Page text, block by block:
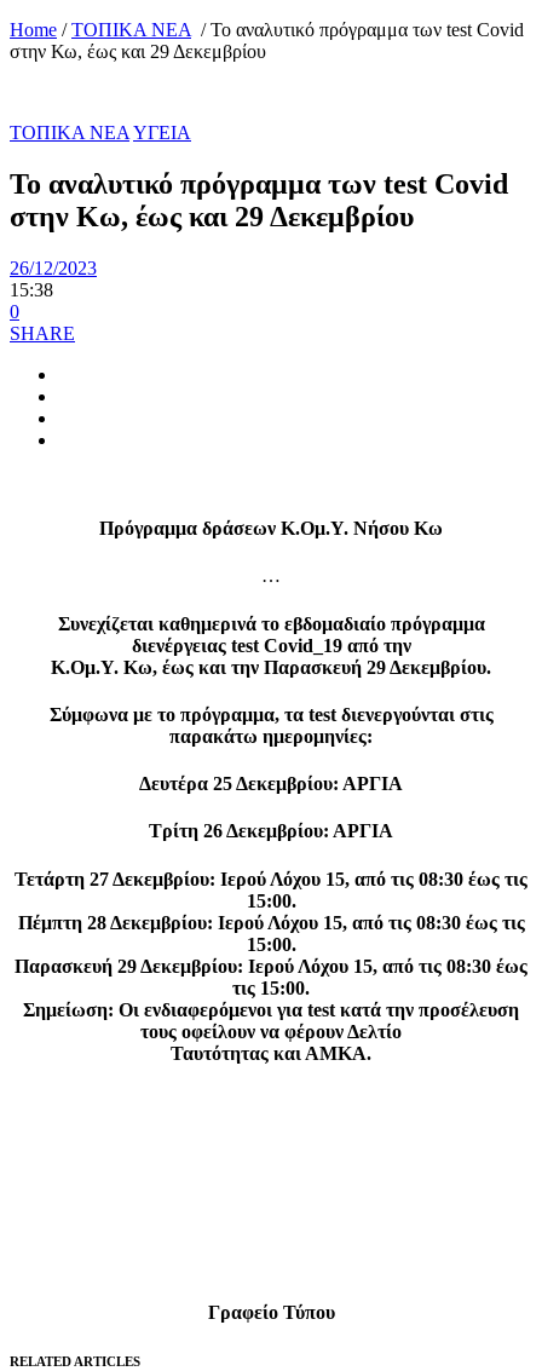
Home /ΤΟΠΙΚΑ ΝΕΑ /Το αναλυτικό πρόγραμμα των test Covid
στην Κω, έως και 29 Δεκεμβρίου
ΤΟΠΙΚΑ ΝΕΑ ΥΓΕΙΑ
Το αναλυτικό πρόγραμμα των test Covid
στην Κω, έως και 29 Δεκεμβρίου
26/12/2023
15:38
0
SHARE
Πρόγραμμα δράσεων Κ.Ομ.Υ. Νήσου Κω
…
Συνεχίζεται καθημερινά το εβδομαδιαίο πρόγραμμα
διενέργειας test Covid_19 από την
Κ.Ομ.Υ. Κω, έως και την Παρασκευή 29 Δεκεμβρίου.
Σύμφωνα με το πρόγραμμα, τα test διενεργούνται στις
παρακάτω ημερομηνίες:
Δευτέρα 25 Δεκεμβρίου: ΑΡΓΙΑ
Τρίτη 26 Δεκεμβρίου: ΑΡΓΙΑ
Τετάρτη 27 Δεκεμβρίου: Ιερού Λόχου 15, από τις 08:30 έως τις
15:00.
Πέμπτη 28 Δεκεμβρίου: Ιερού Λόχου 15, από τις 08:30 έως τις
15:00.
Παρασκευή 29 Δεκεμβρίου: Ιερού Λόχου 15, από τις 08:30 έως
τις 15:00.
Σημείωση: Οι ενδιαφερόμενοι για test κατά την προσέλευση
τους οφείλουν να φέρουν Δελτίο
Ταυτότητας και ΑΜΚΑ.
Γραφείο Τύπου
RELATED ARTICLES